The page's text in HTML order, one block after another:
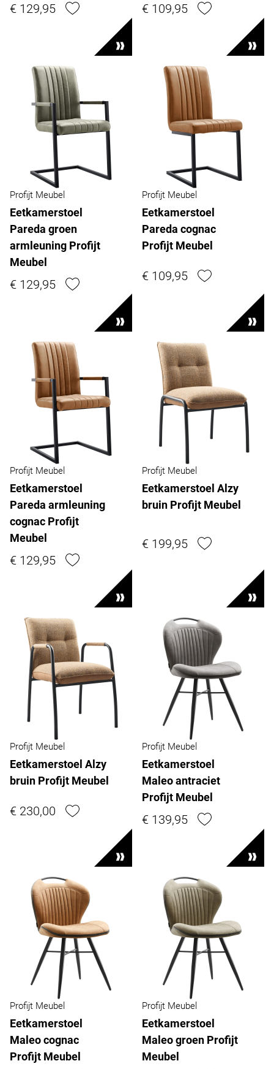
€ 129,95 € 109,95
Profijt Meubel
Eetkamerstoel
Pareda groen
armleuning Profijt
Meubel
€ 129,95
Profijt Meubel
Eetkamerstoel
Pareda cognac
Profijt Meubel
€ 109,95
Profijt Meubel
Eetkamerstoel
Pareda armleuning
cognac Profijt
Meubel
€ 129,95
Profijt Meubel
Eetkamerstoel Alzy
bruin Profijt Meubel
€ 199,95
Profijt Meubel
Eetkamerstoel Alzy
bruin Profijt Meubel
€ 230,00
Profijt Meubel
Eetkamerstoel
Maleo antraciet
Profijt Meubel
€ 139,95
Profijt Meubel
Eetkamerstoel
Maleo cognac
Profijt Meubel
Profijt Meubel
Eetkamerstoel
Maleo groen Profijt
Meubel